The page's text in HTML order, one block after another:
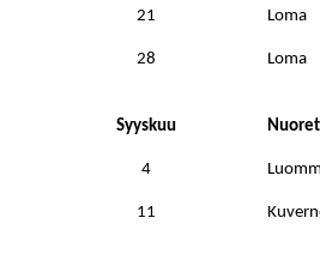
21 Loma
28 Loma
Syyskuu
4
11